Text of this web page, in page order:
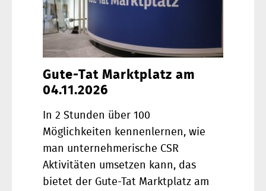
Gute-Tat Marktplatz am
04.11.2026
In 2 Stunden über 100
Möglichkeiten kennenlernen, wie
man unternehmerische CSR
Aktivitäten umsetzen kann, das
bietet der Gute-Tat Marktplatz am